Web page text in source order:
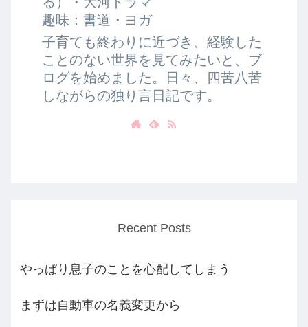
趣味：書道・ヨガ
子育ても終わりに近づき、経験した
ことのない世界を見てみたいと、ブ
ログを始めました。日々、四苦八苦
しながらの独り言日記です。
Recent Posts
やっぱり息子のことを心配してしまう
まずは自動車の名義変更から